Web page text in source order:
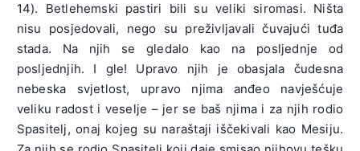
14). Betlehemski pastiri bili su veliki siromasi. Ništa
nisu posjedovali, nego su preživljavali čuvajući tuđa
stada. Na njih se gledalo kao na posljednje od
posljednjih. I gle! Upravo njih je obasjala čudesna
nebeska svjetlost, upravo njima anđeo navješćuje
veliku radost i veselje – jer se baš njima i za njih rodio
Spasitelj, onaj kojeg su naraštaji iščekivali kao Mesiju.